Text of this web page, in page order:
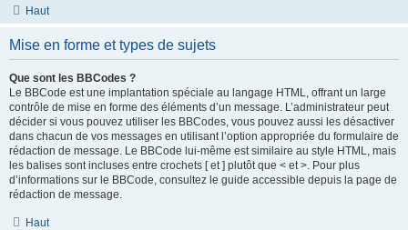
Haut
Mise en forme et types de sujets
Que sont les BBCodes ?
Le BBCode est une implantation spéciale au langage HTML, offrant un large
contrôle de mise en forme des éléments d’un message. L’administrateur peut
décider si vous pouvez utiliser les BBCodes, vous pouvez aussi les désactiver
dans chacun de vos messages en utilisant l’option appropriée du formulaire de
rédaction de message. Le BBCode lui-même est similaire au style HTML, mais
les balises sont incluses entre crochets [ et ] plutôt que < et >. Pour plus
d’informations sur le BBCode, consultez le guide accessible depuis la page de
rédaction de message.
Haut